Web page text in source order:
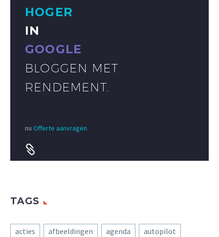
HOGER
IN
GOOGLE
BLOGGEN MET
RENDEMENT.
nu Offerte aanvragen


TAGS
acties afbeeldingen agenda
autopilot